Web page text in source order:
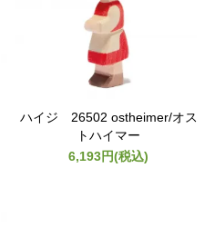
ハイジ 26502 ostheimer/オス
トハイマー
6,193円(税込)